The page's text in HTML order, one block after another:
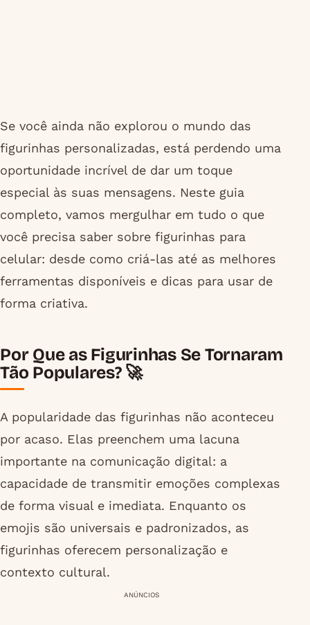
Se você ainda não explorou o mundo das
figurinhas personalizadas, está perdendo uma
oportunidade incrível de dar um toque
especial às suas mensagens. Neste guia
completo, vamos mergulhar em tudo o que
você precisa saber sobre figurinhas para
celular: desde como criá-las até as melhores
ferramentas disponíveis e dicas para usar de
forma criativa.
Por Que as Figurinhas Se Tornaram
Tão Populares? 🚀
A popularidade das figurinhas não aconteceu
por acaso. Elas preenchem uma lacuna
importante na comunicação digital: a
capacidade de transmitir emoções complexas
de forma visual e imediata. Enquanto os
emojis são universais e padronizados, as
figurinhas oferecem personalização e
contexto cultural.
ANÚNCIOS